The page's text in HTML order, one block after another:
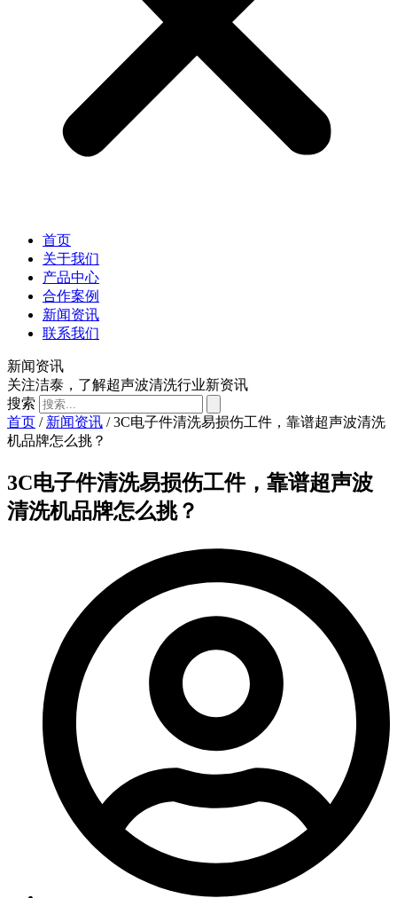
首页
关于我们
产品中心
合作案例
新闻资讯
联系我们
新闻资讯
关注洁泰，了解超声波清洗行业新资讯
搜索
首页 / 新闻资讯 / 3C电子件清洗易损伤工件，靠谱超声波清洗
机品牌怎么挑？
3C电子件清洗易损伤工件，靠谱超声波
清洗机品牌怎么挑？